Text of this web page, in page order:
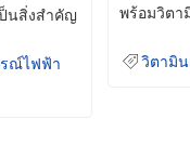
นสิ่งสำคัญ
ณ์ไฟฟ้า
พร้อมวิตา
วิตามิน